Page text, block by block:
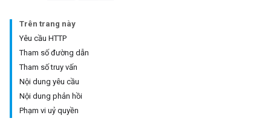
Trên trang này
Yêu cầu HTTP
Tham số đường dẫn
Tham số truy vấn
Nội dung yêu cầu
Nội dung phản hồi
Phạm vi uỷ quyền